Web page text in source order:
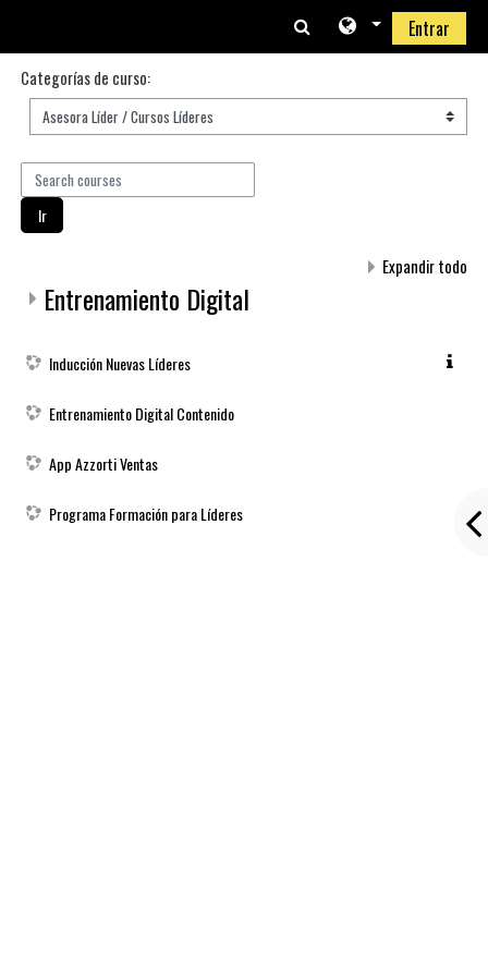
Entrar
Categorías de curso:
Search courses
Ir
Expandir todo
Entrenamiento Digital
Inducción Nuevas Líderes
Entrenamiento Digital Contenido
App Azzorti Ventas
Programa Formación para Líderes